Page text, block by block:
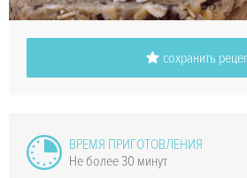
сохранить
ВРЕМЯ ПРИГОТОВЛЕНИЯ
Не более 30 минут